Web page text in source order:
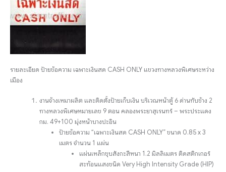
รายละเอียด ป้ายข้อความ เฉพาะเงินสด CASH ONLY แขวงทางหลวงพิเศษระหว่าง
เมือง
งานจ้างเหมาผลิต และติดตั้งป้ายเก็บเงิน บริเวณหน้าตู้ 6 ด่านทับช้าง 2
ทางหลวงพิเศษหมายเลข 9 ตอน คลองพระยาสุเรนทร์ – พระประแดง
กม. 49+100 มุ่งหน้าบางปะอิน
ป้ายข้อความ “เฉพาะเงินสด CASH ONLY” ขนาด 0.85 x 3
เมตร จำนวน 1 แผ่น
แผ่นเหล็กชุบสังกะสีหนา 1.2 มิลลิเมตร ติดสติกเกอร์
สะท้อนแสงชนิด Very High Intensity Grade (HIP)